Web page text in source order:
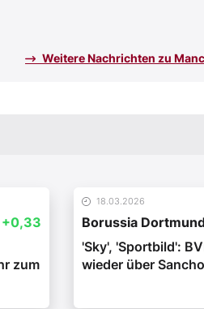
Weitere Nachrichten zu
+0,33
zum
18.03.2026
Borussia
'Sky', 'Sportbild':
wieder über